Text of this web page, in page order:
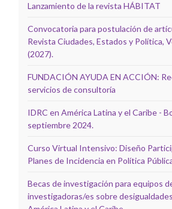
Lanzamiento de la revista HÁBITAT
Convocatoria para postulación de
Revista Ciudades, Estados y Política,
(2027).
FUNDACIÓN AYUDA EN ACCIÓN:
servicios de consultoría
IDRC en América Latina y el Caribe -
septiembre 2024.
Curso Virtual Intensivo: Diseño
Planes de Incidencia en Política
Becas de investigación para equipos
investigadoras/es sobre